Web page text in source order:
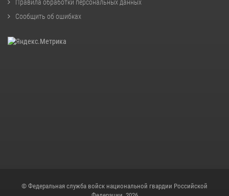
Правила обработки персональных данных
Сообщить об ошибках
© Федеральная служба войск национальной гвардии Российской